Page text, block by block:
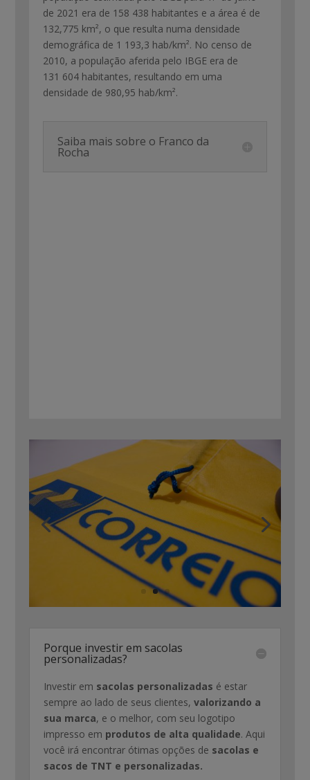
de 2021 era de 158 438 habitantes e a área é de
132,775 km², o que resulta numa densidade
demográfica de 1 193,3 hab/km². No censo de
2010, a população aferida pelo IBGE era de
131 604 habitantes, resultando em uma
densidade de 980,95 hab/km².
Saiba mais sobre o Franco da
Rocha
Porque investir em sacolas
personalizadas?
Investir em sacolas personalizadas é estar
sempre ao lado de seus clientes,valorizando a
sua marca, e o melhor, com seu logotipo
impresso em produtos de alta qualidade. Aqui
você irá encontrar ótimas opções de sacolas e
sacos de TNT e personalizadas.